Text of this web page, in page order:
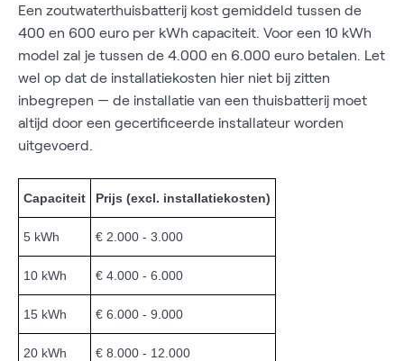
Een zoutwaterthuisbatterij kost gemiddeld tussen de
400 en 600 euro per kWh capaciteit. Voor een 10 kWh
model zal je tussen de 4.000 en 6.000 euro betalen. Let
wel op dat de installatiekosten hier niet bij zitten
inbegrepen — de installatie van een thuisbatterij moet
altijd door een gecertificeerde installateur worden
uitgevoerd.
Capaciteit Prijs (excl. installatiekosten)
5 kWh € 2.000 - 3.000
10 kWh € 4.000 - 6.000
15 kWh € 6.000 - 9.000
20 kWh € 8.000 - 12.000